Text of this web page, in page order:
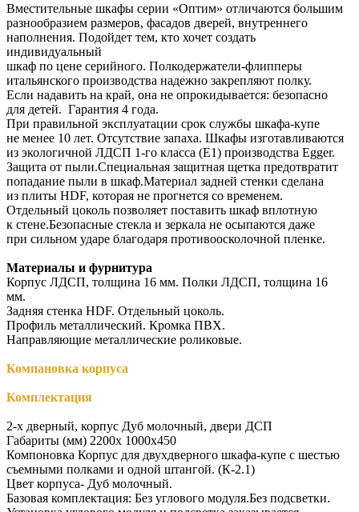
Вместительные шкафы серии «Оптим» отличаются большим
разнообразием размеров, фасадов дверей, внутреннего
наполнения. Подойдет тем, кто хочет создать
индивидуальный
шкаф по цене серийного. Полкодержатели-флипперы
итальянского производства надежно закрепляют полку.
Если надавить на край, она не опрокидывается: безопасно
для детей. Гарантия 4 года.
При правильной эксплуатации срок службы шкафа-купе
не менее 10 лет. Отсутствие запаха. Шкафы изготавливаются
из экологичной ЛДСП 1-го класса (Е1) производства Egger.
Защита от пыли.Специальная защитная щетка предотвратит
попадание пыли в шкаф.Материал задней стенки сделана
из плиты HDF, которая не прогнется со временем.
Отдельный цоколь позволяет поставить шкаф вплотную
к стене.Безопасные стекла и зеркала не осыпаются даже
при сильном ударе благодаря противоосколочной пленке.
Материалы и фурнитура
Корпус ЛДСП, толщина 16 мм. Полки ЛДСП, толщина 16
мм.
Задняя стенка HDF. Отдельный цоколь.
Профиль металлический. Кромка ПВХ.
Направляющие металлические роликовые.
Компановка корпуса
Комплектация
2-х дверный, корпус Дуб молочный, двери ДСП
Габариты (мм) 2200x 1000x450
Компоновка Корпус для двухдверного шкафа-купе с шестью
съемными полками и одной штангой. (К-2.1)
Цвет корпуса- Дуб молочный.
Базовая комплектация: Без углового модуля.Без подсветки.